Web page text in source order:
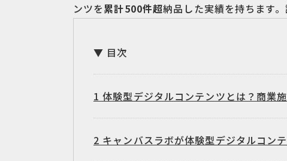
ンツを累計500件超納品した実績を持ちます
目次
1 体験型デジタルコンテンツとは？商業
2 キャンバスラボが体験型デジタルコン